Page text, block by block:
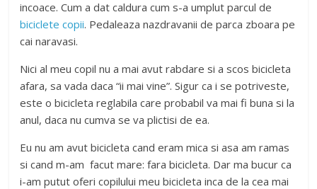
incoace. Cum a dat caldura cum s-a umplut parcul de
biciclete copii. Pedaleaza nazdravanii de parca zboara pe
cai naravasi.
Nici al meu copil nu a mai avut rabdare si a scos bicicleta
afara, sa vada daca “ii mai vine”. Sigur ca i se potriveste,
este o bicicleta reglabila care probabil va mai fi buna si la
anul, daca nu cumva se va plictisi de ea.
Eu nu am avut bicicleta cand eram mica si asa am ramas
si cand m-am facut mare: fara bicicleta. Dar ma bucur ca
i-am putut oferi copilului meu bicicleta inca de la cea mai